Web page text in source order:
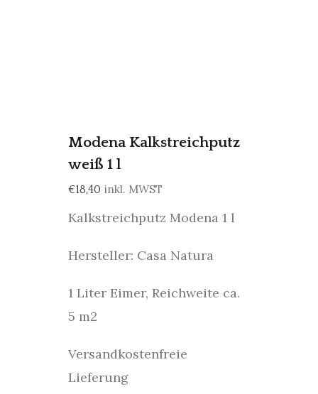
Modena Kalkstreichputz
weiß 1 l
€18,40 inkl. MWST
Kalkstreichputz Modena 1 l
Hersteller: Casa Natura
1 Liter Eimer, Reichweite ca.
5 m2
Versandkostenfreie
Lieferung